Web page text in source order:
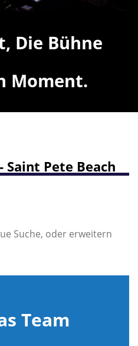
Die Bühne
Moment.
Saint Pete Beach
Suche, oder erweitern
Team